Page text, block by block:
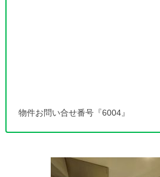
物件お問い合せ番号『6004』